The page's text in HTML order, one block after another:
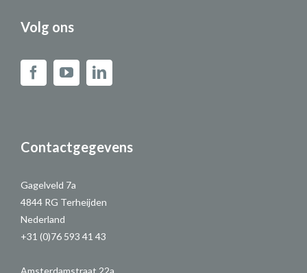
Volg ons
Contactgegevens
Gagelveld 7a
4844 RG Terheijden
Nederland
+31 (0)76 593 41 43
Amsterdamstraat 22a